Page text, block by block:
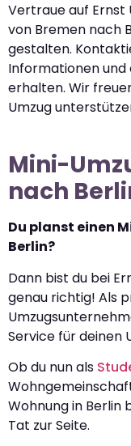
Vertraue auf Ernst
von Bremen nach
gestalten.
Informationen und
erhalten. Wir
Umzug
Mini-
nach
Du planst einen
Berlin?
Dann bist du bei
genau richtig! Als
Service für deinen
Ob du nun als
Wohnung in Berlin
Tat zur Seite.